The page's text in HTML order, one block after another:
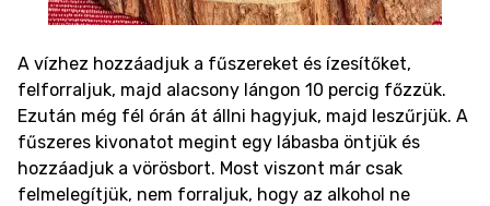
A vízhez hozzáadjuk a fűszereket és ízesítőket,
felforraljuk, majd alacsony lángon 10 percig főzzük.
Ezután még fél órán át állni hagyjuk, majd leszűrjük. A
fűszeres kivonatot megint egy lábasba öntjük és
hozzáadjuk a vörösbort. Most viszont már csak
felmelegítjük, nem forraljuk, hogy az alkohol ne